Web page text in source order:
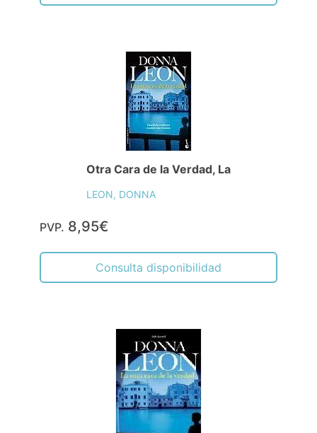
Otra Cara de la Verdad, La
LEON, DONNA
PVP. 8,95€
Consulta disponibilidad